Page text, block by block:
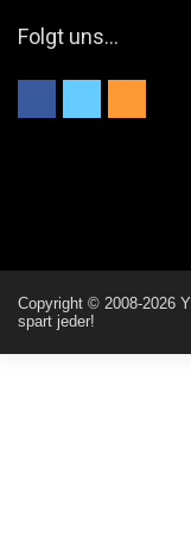
ALIENWESEN
wurde erfolgreich
ALIENWESEN
direkt hier über Deal
Folgt uns…
Copyright © 2008-2026
spart jeder!